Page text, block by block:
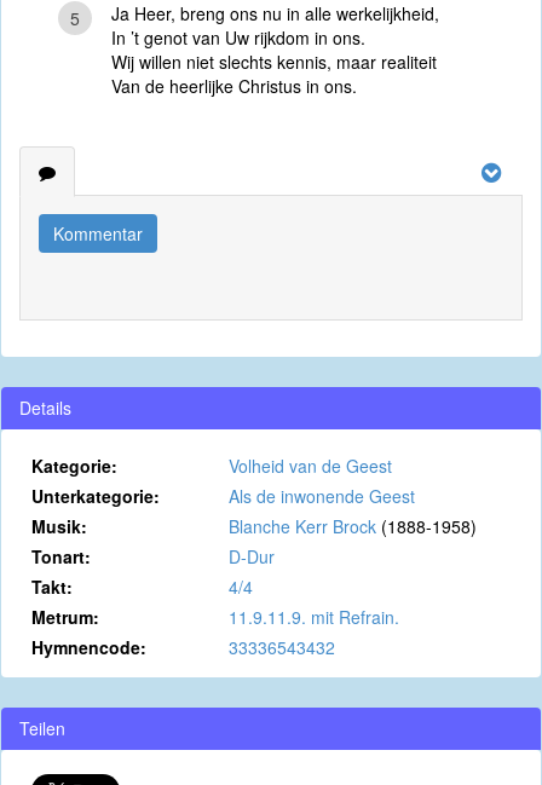
5
Ja Heer, breng ons nu in alle werkelijkheid,
In ’t genot van Uw rijkdom in ons.
Wij willen niet slechts kennis, maar realiteit
Van de heerlijke Christus in ons.
Kommentar
Details
Kategorie:
Volheid van de Geest
Unterkategorie:
Als de inwonende Geest
Musik:
Blanche Kerr Brock (1888-1958)
Tonart:
D-Dur
Takt:
4/4
Metrum:
11.9.11.9. mit Refrain.
Hymnencode:
33336543432
Teilen